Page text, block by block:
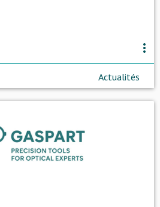
more_vert
Actualités